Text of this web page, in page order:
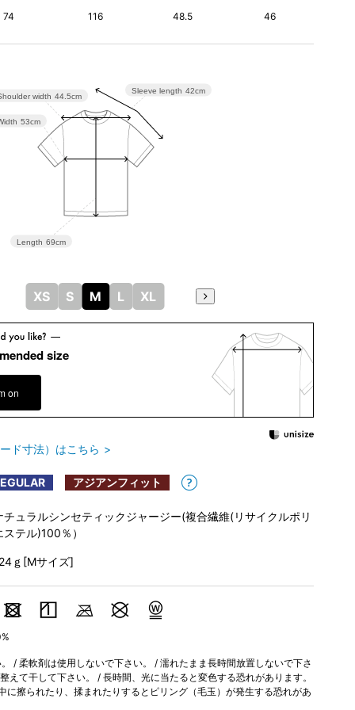
74 116 48.5 46
Sleeve length 42cm
Length 69cm
53cm
width 44.5cm
XS S M L XL
size
on
ド寸法）はこちら
アジアンフィット
チュラルシンセティックジャージー(複合繊維(リサイクルポリ
ステル)100％）
ｇ[Mサイズ]
/ 柔軟剤は使用しないで下さい。 / 濡れたまま長時間放置しないで下さ
えて干して下さい。 / 長時間、光に当たると変色する恐れがあります。
に擦られたり、揉まれたりするとピリング（毛玉）が発生する恐れがあ